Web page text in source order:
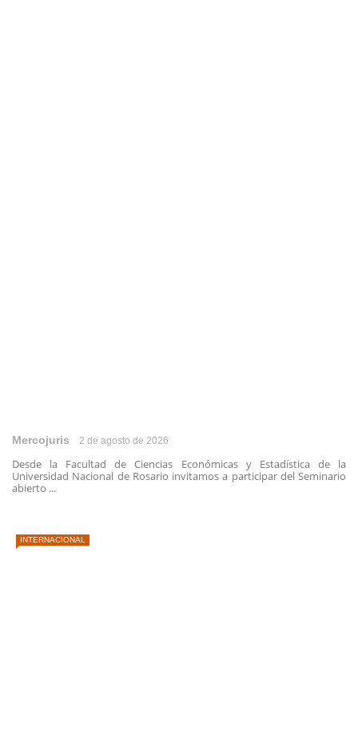
Mercojuris 2 de agosto de 2026
Desde la Facultad de Ciencias Económicas y Estadística de la
Universidad Nacional de Rosario invitamos a participar del Seminario
abierto ...
INTERNACIONAL